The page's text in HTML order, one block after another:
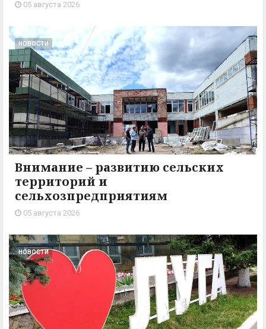
05 августа 2026
НОВОСТИ
Внимание – развитию сельских
территорий и
сельхозпредприятиям
05 августа 2026
НОВОСТИ